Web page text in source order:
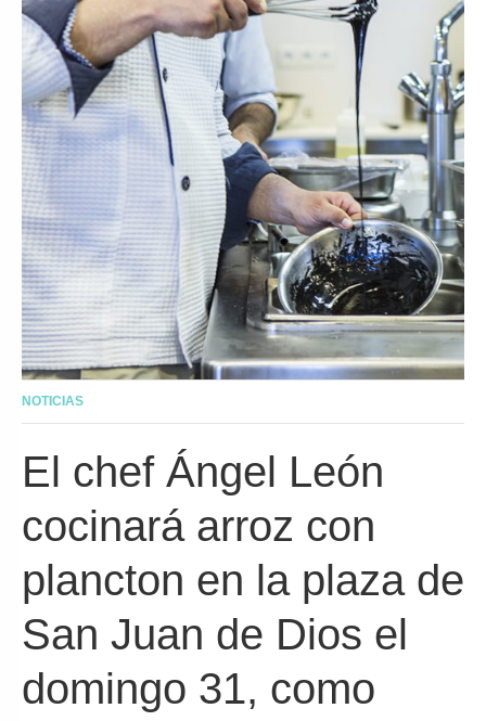
NOTICIAS
El chef Ángel León
cocinará arroz con
plancton en la plaza de
San Juan de Dios el
domingo 31, como